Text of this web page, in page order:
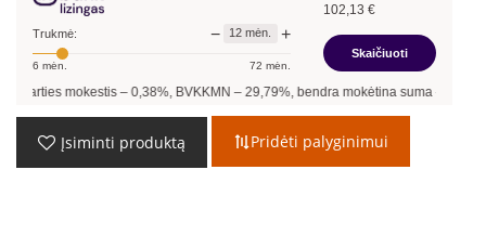
Trukmė: − 12 mėn. +
6 mėn. 72 mėn.
102,13 €
Skaičiuoti
–0,38%, BVKKMN –29,79%, bendra mokėtina suma –1 225,56€, mėnesio
Įsiminti produktą Pridėti palyginimui